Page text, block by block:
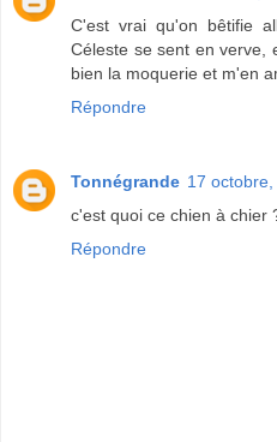
C'est vrai qu'on bêtifie
Céleste se sent en verve,
bien la moquerie et m'en
Répondre
Tonnégrande 17
c'est quoi ce chien à chier
Répondre